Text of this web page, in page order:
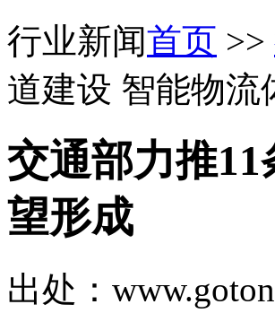
行业新闻首页 >>
道建设 智能物流
交通部力推
望形成
出处：